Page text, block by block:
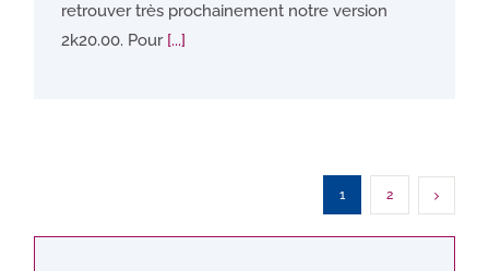
retrouver très prochainement notre version
2k20.00. Pour[...]
1 2